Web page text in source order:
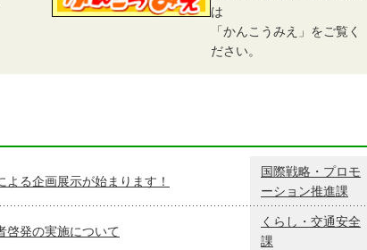
は
「かんこうみえ」をご覧く
ださい。
る企画展示が始まります！
国際戦略・プロモ
ーション推進課
啓発の実施について
くらし・交通安全
課